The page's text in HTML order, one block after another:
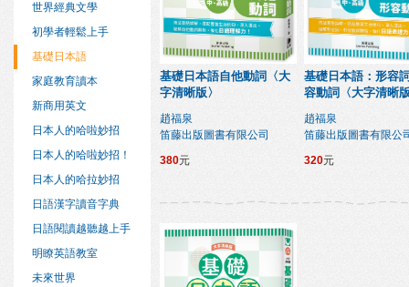
世界經典文學
初學者輕鬆上手
基礎日本語
家庭教育讀本
新商用英文
日本人的哈啦妙招
日本人的哈啦妙招！
日本人的哈拉妙招
日語漢字讀音字典
日語閱讀越聽越上手
明瞭英語教室
未來世界
基礎日本語自他動詞〈大
字清晰版〉
趙福泉
笛藤出版圖書有限公司
380元
基礎日本語：形容
容動詞〈大字清晰
趙福泉
笛藤出版圖書有限公
320元